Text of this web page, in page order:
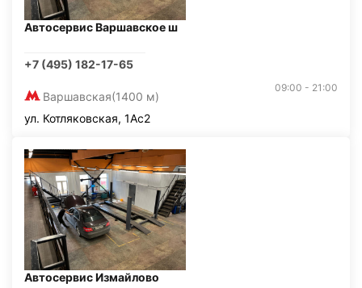
Автосервис Варшавское ш
+7 (495) 182-17-65
Варшавская(1400 м)
09:00 - 21:00
ул. Котляковская, 1Ас2
Автосервис Измайлово